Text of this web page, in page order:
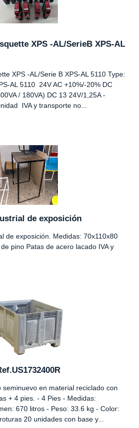
XPS -AL/SerieB XPS-AL
XPS -AL/Serie B XPS-AL 5110 Type:
AL 5110 24V AC +10%/-20% DC
/ 180VA) DC 13 24V/1,25A -
IVA y transporte no...
de exposición
de exposición. Medidas: 70x110x80
pino Patas de acero lacado IVA y
en material reciclado con
+ 4 pies. - 4 Pies - Medidas:
670 litros - Peso: 33.6 kg - Color:
20 unidades con base y...